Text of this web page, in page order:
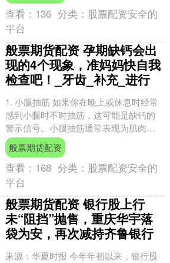
查看： 136 分类： 股票配资安全的
平台
般票期货配资 孕期缺钙会出
现的4个现象，准妈妈快自我
检查吧！_牙齿_补充_进行
1. 小腿抽筋 如果你在晚上或休息时经常
感到小腿时不时抽筋，这可能是缺钙的
警示信号。小腿抽筋通常表现为肌肉突
然收缩，引起疼痛，让人措手不及。研
究表明，由于胎儿快....
般票期货配资
查看： 168 分类： 股票配资安全的
平台
般票期货配资 银行股上行
未“阻挡”抛售，重庆华宇落
袋为安，再次减持齐鲁银行
来源：华夏时报 今年年初以来，银行股